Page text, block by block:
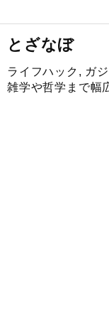
とざなぼ
ライフハック, ガ
雑学や哲学まで幅